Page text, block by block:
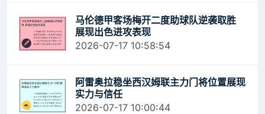
马伦德甲客场梅开二度助球队逆袭取胜
展现出色进攻表现
2026-07-17 10:58:54
阿雷奥拉稳坐西汉姆联主力门将位置展现
实力与信任
2026-07-17 10:00:44